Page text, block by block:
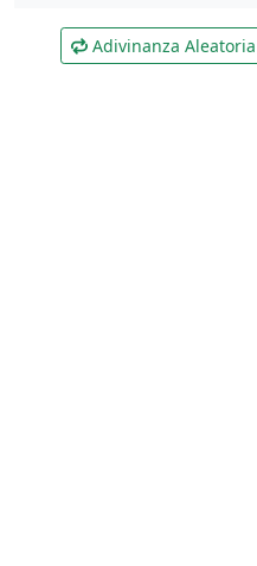
Adivinanza Aleatoria